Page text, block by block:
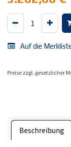
Auf die
Preise zzgl. gesetzlicher
Beschreibung